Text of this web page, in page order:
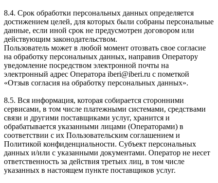
8.4. Срок обработки персональных данных определяется
достижением целей, для которых были собраны персональные
данные, если иной срок не предусмотрен договором или
действующим законодательством.
Пользователь может в любой момент отозвать свое согласие
на обработку персональных данных, направив Оператору
уведомление посредством электронной почты на
электронный адрес Оператора iberi@iberi.ru с пометкой
«Отзыв согласия на обработку персональных данных».
8.5. Вся информация, которая собирается сторонними
сервисами, в том числе платежными системами, средствами
связи и другими поставщиками услуг, хранится и
обрабатывается указанными лицами (Операторами) в
соответствии с их Пользовательским соглашением и
Политикой конфиденциальности. Субъект персональных
данных и/или с указанными документами. Оператор не несет
ответственность за действия третьих лиц, в том числе
указанных в настоящем пункте поставщиков услуг.